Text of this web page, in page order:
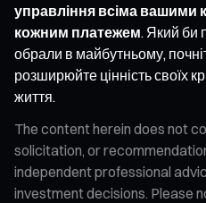
управління всіма вашими
кожним платежем. Який би
обрали в майбутньому,
розширюйте цінність своїх
життя.
The content herein does not
solicitation, or
independent professional
investment decisions. Please